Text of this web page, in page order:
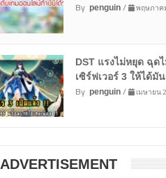
By penguin/ พฤษภาค
DST แรงไม่หยุด ฉุด
เซิร์ฟเวอร์ 3 ให้ได้มั
By penguin/ เมษายน
ADVERTISEMENT